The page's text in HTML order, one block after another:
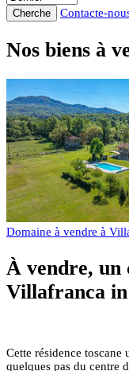
Cherche Contacte-
Nos biens à
Domaine à vendre à
À vendre, un
Villafranca
Cette résidence toscane
quelques pas du centre